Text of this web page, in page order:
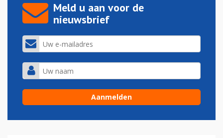
Meld u aan voor de
nieuwsbrief